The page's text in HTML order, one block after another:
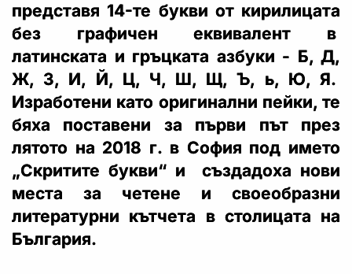
представя 14-те букви от кирилицата
без графичен еквивалент в
латинската и гръцката азбуки - Б, Д,
Ж, З, И, Й, Ц, Ч, Ш, Щ, Ъ, ь, Ю, Я.
Изработени като оригинални пейки, те
бяха поставени за първи път през
лятото на 2018 г. в София под името
„Скритите букви“ и създадоха нови
места за четене и своеобразни
литературни кътчета в столицата на
България.